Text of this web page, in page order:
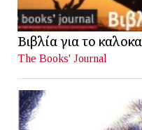
Βιβλία για το
The Books' Journal